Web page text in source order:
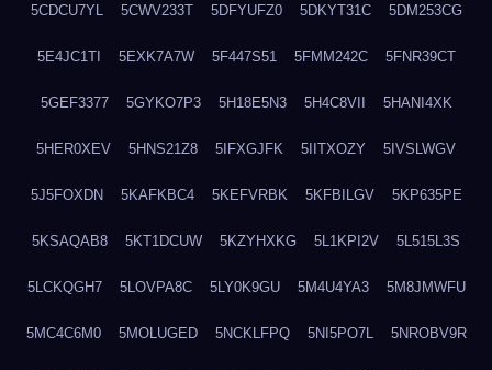
5CDCU7YL 5CWV233T 5DFYUFZ0 5DKYT31C 5DM253CG
5E4JC1TI 5EXK7A7W 5F447S51 5FMM242C 5FNR39CT
5GEF3377 5GYKO7P3 5H18E5N3 5H4C8VII 5HANI4XK
5HER0XEV 5HNS21Z8 5IFXGJFK 5IITXOZY 5IVSLWGV
5J5FOXDN 5KAFKBC4 5KEFVRBK 5KFBILGV 5KP635PE
5KSAQAB8 5KT1DCUW 5KZYHXKG 5L1KPI2V 5L515L3S
5LCKQGH7 5LOVPA8C 5LY0K9GU 5M4U4YA3 5M8JMWFU
5MC4C6M0 5MOLUGED 5NCKLFPQ 5NI5PO7L 5NROBV9R